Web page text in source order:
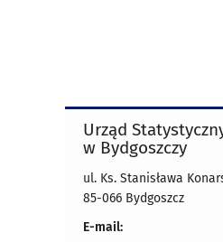
Urząd
w Bydgoszczy
ul. Ks. Stanisława
85-066 Bydgoszcz
E-mail: